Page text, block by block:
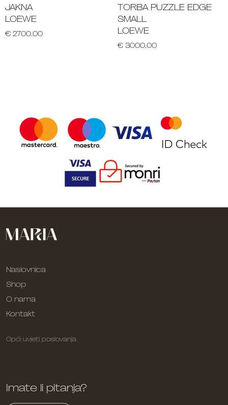
JAKNA
LOEWE
€ 2700.00
TORBA PUZZLE EDGE
SMALL
LOEWE
€ 3000.00
Naslovnica
Shop
O nama
Kontakt
Opći uvjeti poslovanja
Imate li pitanja?